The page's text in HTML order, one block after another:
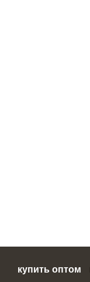
купить оптом